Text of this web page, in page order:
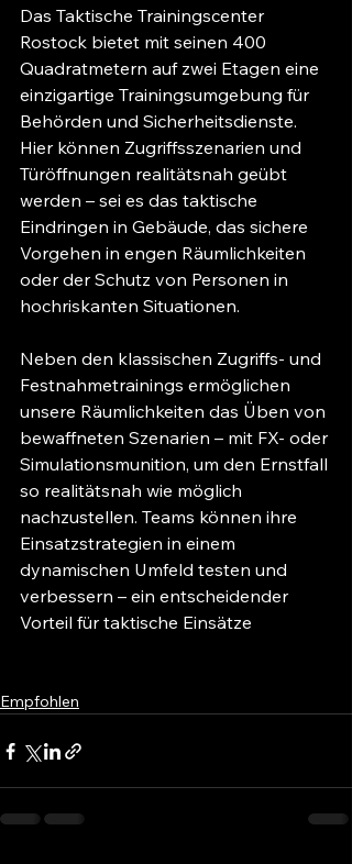
Das Taktische Trainingscenter
Rostock bietet mit seinen 400
Quadratmetern auf zwei Etagen eine
einzigartige Trainingsumgebung für
Behörden und Sicherheitsdienste.
Hier können Zugriffsszenarien und
Türöffnungen realitätsnah geübt
werden – sei es das taktische
Eindringen in Gebäude, das sichere
Vorgehen in engen Räumlichkeiten
oder der Schutz von Personen in
hochriskanten Situationen.
Neben den klassischen Zugriffs- und
Festnahmetrainings ermöglichen
unsere Räumlichkeiten das Üben von
bewaffneten Szenarien – mit FX- oder
Simulationsmunition, um den Ernstfall
so realitätsnah wie möglich
nachzustellen. Teams können ihre
Einsatzstrategien in einem
dynamischen Umfeld testen und
verbessern – ein entscheidender
Vorteil für taktische Einsätze
Empfohlen